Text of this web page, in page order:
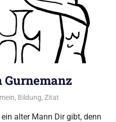
, Bildung, Zitat
alter Mann Dir gibt, denn